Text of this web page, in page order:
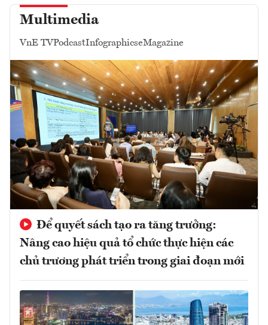
Multimedia
VnE TVPodcastInfographicseMagazine
Để quyết sách tạo ra tăng trưởng:
Nâng cao hiệu quả tổ chức thực hiện các
chủ trương phát triển trong giai đoạn mới